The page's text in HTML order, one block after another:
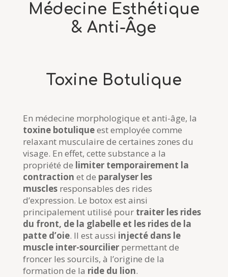
Médecine Esthétique
& Anti-Âge
Toxine Botulique
En médecine morphologique et anti-âge, la
toxine botuliqueest employée comme
relaxant musculaire de certaines zones du
visage. En effet, cette substance a la
propriété de limiter temporairement la
contraction et de paralyser les
musclesresponsables des rides
d’expression. Le botox est ainsi
principalement utilisé pour traiter les rides
du front, de la glabelle et les rides de la
patte d’oie. Il est aussi injecté dans le
muscle inter-sourcilierpermettant de
froncer les sourcils, à l’origine de la
formation de la ride du lion.